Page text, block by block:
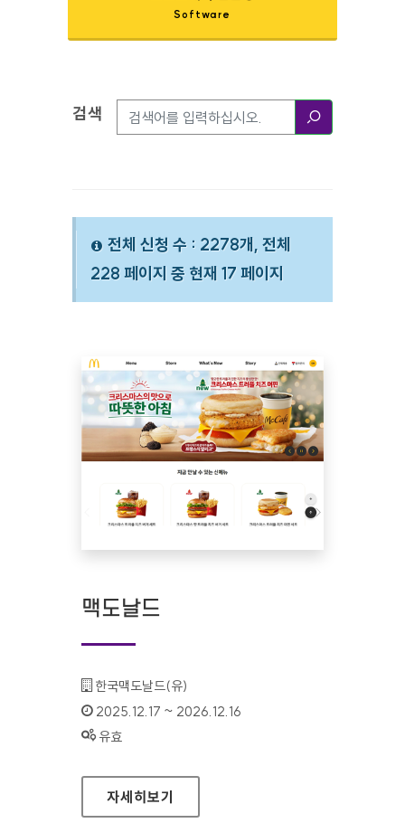
Software
검색옵션
검색
전체 신청 수 : 2278개, 전체
228 페이지 중 현재 17 페이지
맥도날드
기관명 :
한국맥도날드(유)
인증기간 :
2025.12.17 ~ 2026.12.16
상태 :
유효
맥도날드
자세히보기